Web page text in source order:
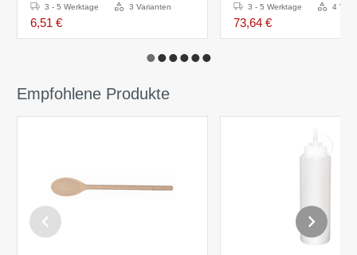
3 - 5 Werktage 3 Varianten
6,51 €
Größen
3 - 5 Werktage 4
73,64 €
Empfohlene Produkte